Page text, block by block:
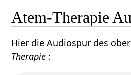
Atem-Therapie
Hier die Audiospur des
Therapie :